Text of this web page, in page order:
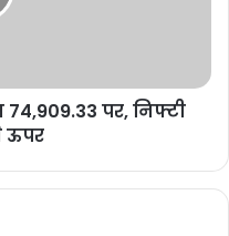
के लिए पुलिस तथा अर्धसैनिक बलों
जरूरतों के लिए कोई असुविधा ना
मास्टर ट्रेनर यू एस अग्रवाल ने
कंट्रोल सेंटर एवं शिकायत सेल के
पर, निफ्टी
ऊपर